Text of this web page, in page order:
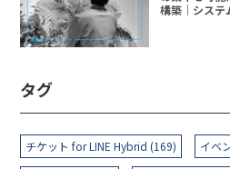
構築｜システ
タグ
チケット for LINE Hybrid (169) イベ